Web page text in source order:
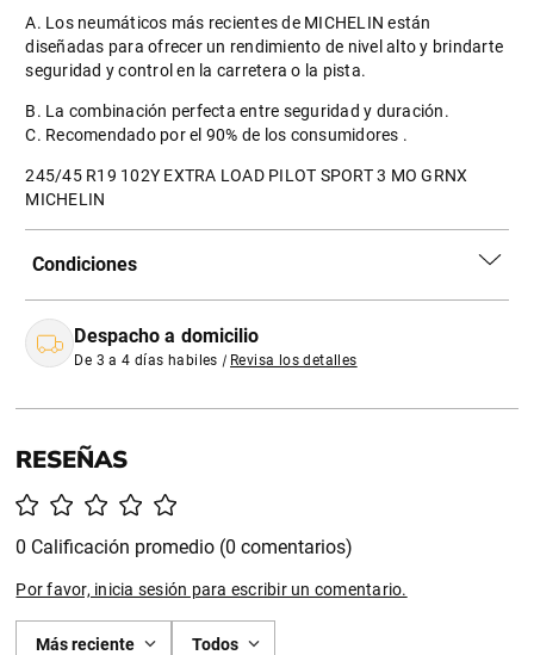
A. Los neumáticos más recientes de MICHELIN están
diseñadas para ofrecer un rendimiento de nivel alto y brindarte
seguridad y control en la carretera o la pista.
B. La combinación perfecta entre seguridad y duración.
C. Recomendado por el 90% de los consumidores .
245/45 R19 102Y EXTRA LOAD PILOT SPORT 3 MO GRNX
MICHELIN
Condiciones
Despacho a domicilio
De 3 a 4 días habiles | Revisa los detalles
0 Calificación promedio (0 comentarios)
Por favor, inicia sesión para escribir un comentario.
Más reciente Todos